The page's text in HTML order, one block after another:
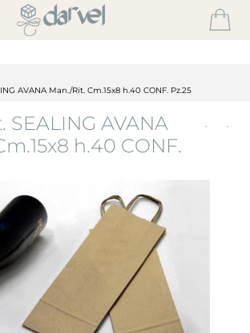
AVANA Man./Rit. Cm.15x8 h.40 CONF. Pz.25
SEALING AVANA
h.40 CONF.